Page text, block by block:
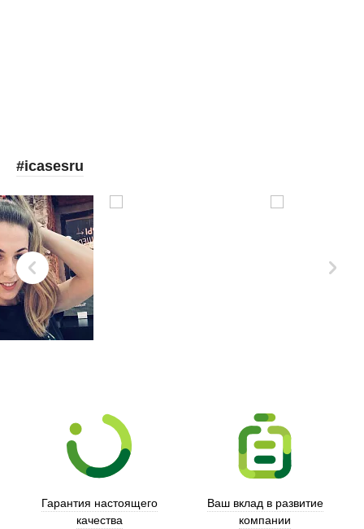
#icasesru
Гарантия настоящего
качества
Ваш вклад в развитие
компании